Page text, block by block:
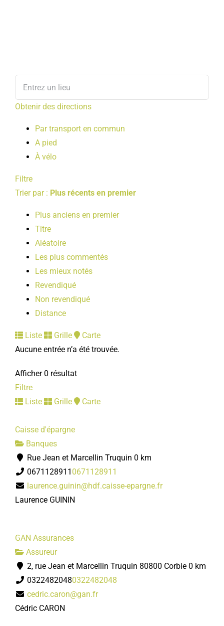
Obtenir des directions
Par transport en commun
A pied
À vélo
Filtre
Trier par : Plus récents en premier
Plus anciens en premier
Titre
Aléatoire
Les plus commentés
Les mieux notés
Revendiqué
Non revendiqué
Distance
Liste Grille
Carte
Aucune entrée n’a été trouvée.
Afficher 0 résultat
Filtre
Liste
Grille Carte
Caisse d'épargne
Banques
Rue Jean et Marcellin Truquin 0 km
0671128911 0671128911
laurence.guinin@hdf.caisse-epargne.fr
Laurence GUININ
GAN Assurances
Assureur
2, rue Jean et Marcellin Truquin 80800 Corbie 0 km
03224820480322482048
cedric.caron@gan.fr
Cédric CARON